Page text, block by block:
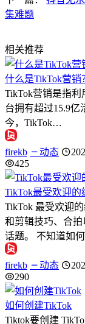
集难题
相关推荐
什么是TikTok营销
TikTok营销是指
台拥有超过15.9亿
今，TikTok…
firekb 动态
425
TikTok最受欢迎的
TikTok 最受欢迎
和剪辑技巧、合
话题。 不知道如
firekb 动态
290
如何创建TikTok
Tiktok要创建